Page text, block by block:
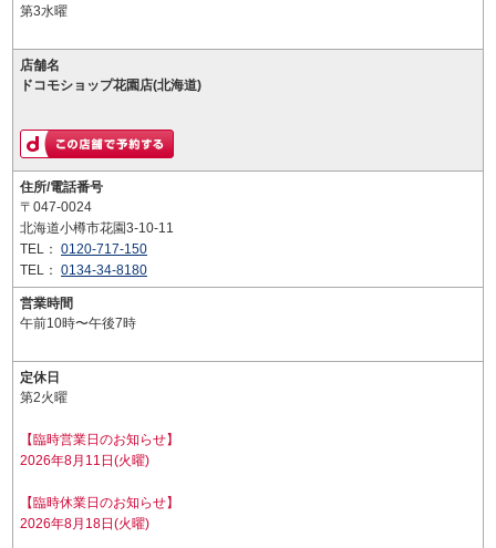
第3水曜
店舗名
ドコモショップ花園店(北海道)
住所/電話番号
〒047-0024
北海道小樽市花園3-10-11
TEL： 0120-717-150
TEL： 0134-34-8180
営業時間
午前10時〜午後7時
定休日
第2火曜
【臨時営業日のお知らせ】
2026年8月11日(火曜)
【臨時休業日のお知らせ】
2026年8月18日(火曜)